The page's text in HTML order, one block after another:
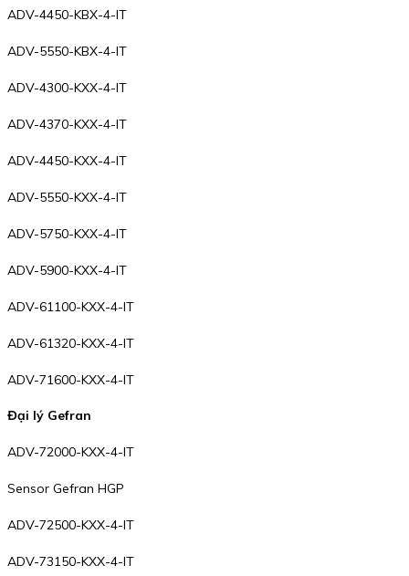
ADV-4450-KBX-4-IT
ADV-5550-KBX-4-IT
ADV-4300-KXX-4-IT
ADV-4370-KXX-4-IT
ADV-4450-KXX-4-IT
ADV-5550-KXX-4-IT
ADV-5750-KXX-4-IT
ADV-5900-KXX-4-IT
ADV-61100-KXX-4-IT
ADV-61320-KXX-4-IT
ADV-71600-KXX-4-IT
Đại lý Gefran
ADV-72000-KXX-4-IT
Sensor Gefran HGP
ADV-72500-KXX-4-IT
ADV-73150-KXX-4-IT